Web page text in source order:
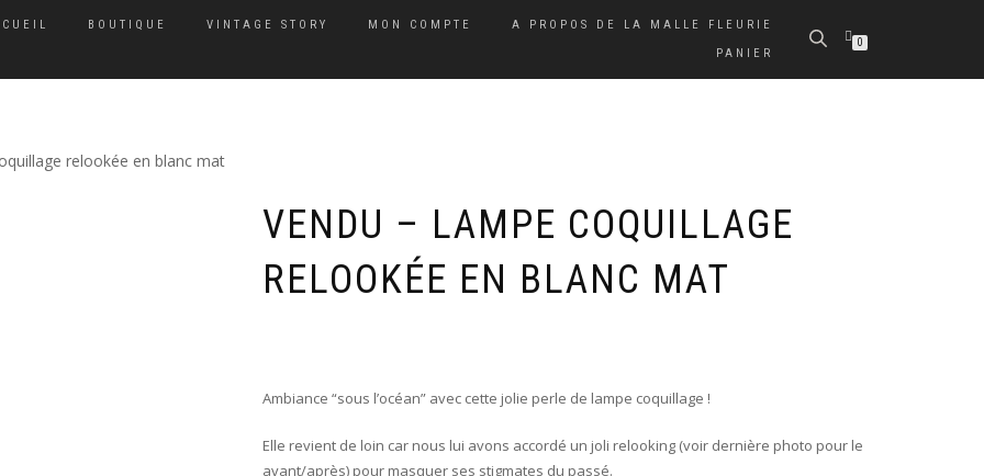
BOUTIQUE VINTAGE STORY MON COMPTE
A PROPOS DE LA MALLE FLEURIE
PANIER
0
relookée en blanc mat
VENDU – LAMPE COQUILLAGE
RELOOKÉE EN BLANC MAT
Ambiance “sous l’océan” avec cette jolie perle de lampe coquillage !
Elle revient de loin car nous lui avons accordé un joli relooking (voir dernière photo pour le
avant/après) pour masquer ses stigmates du passé.